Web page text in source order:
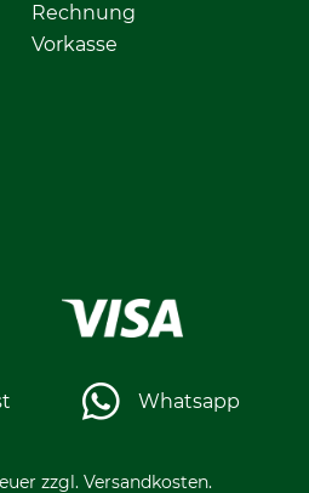
Rechnung
Vorkasse
Whatsapp
zzgl. Versandkosten.